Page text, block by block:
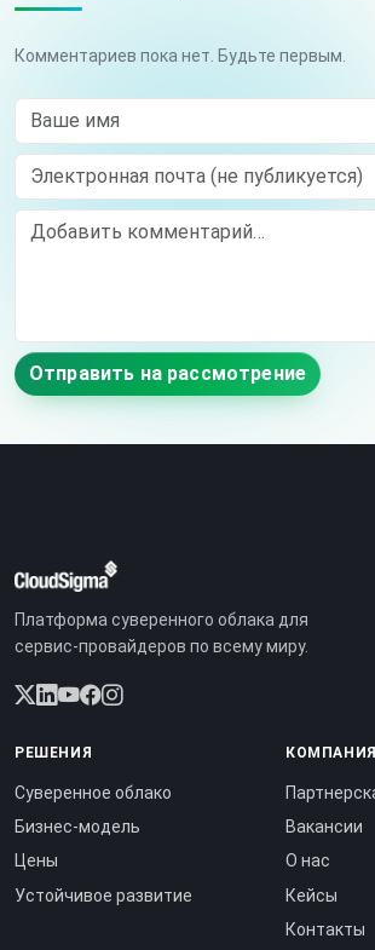
Комментариев пока нет. Будьте первым.
Ваше имя
Электронная почта (не публикуется)
Comment
Отправить на рассмотрение
Платформа суверенного облака для
сервис-провайдеров по всему миру.
РЕШЕНИЯ
Суверенное облако
Бизнес-модель
Цены
Устойчивое развитие
КОМПАНИЯ
Вакансии
О нас
Кейсы
Контакты